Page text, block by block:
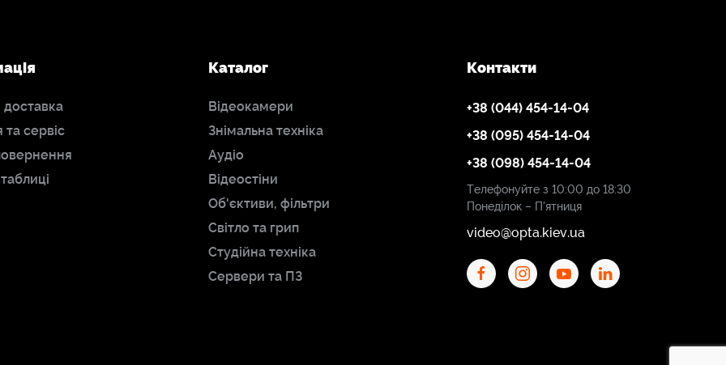
доставка
та сервіс
Каталог
Відеокамери
Знімальна техніка
Аудіо
Відеостіни
Об'єктиви, фільтри
Світло та грип
Студійна техніка
Сервери та ПЗ
Контакти
+38 (044) 454-14-04
+38 (095) 454-14-04
+38 (098) 454-14-04
Телефонуйте з 10:00 до 18:30
Понеділок – П'ятниця
video@opta.kiev.ua